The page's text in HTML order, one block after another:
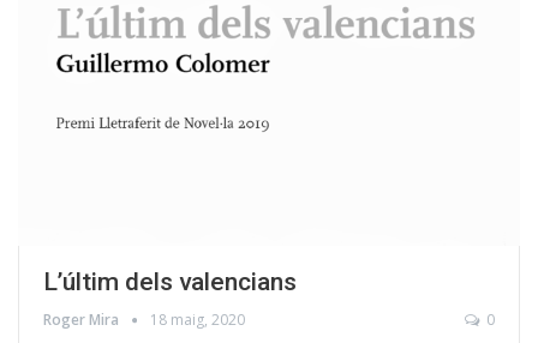
L’últim dels valencians
Roger Mira 18 maig, 2020 0